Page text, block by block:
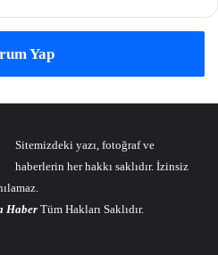
Yap
Sitemizdeki yazı, fotoğraf ve
haberlerin her hakkı saklıdır. İzinsiz
HaberTüm Hakları Saklıdır.